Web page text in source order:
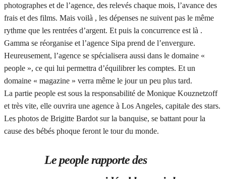
photographes et de l’agence, des relevés chaque mois, l’avance des
frais et des films. Mais voilà , les dépenses ne suivent pas le même
rythme que les rentrées d’argent. Et puis la concurrence est là .
Gamma se réorganise et l’agence Sipa prend de l’envergure.
Heureusement, l’agence se spécialisera aussi dans le domaine «
people », ce qui lui permettra d’équilibrer les comptes. Et un
domaine « magazine » verra même le jour un peu plus tard.
La partie people est sous la responsabilité de Monique Kouznetzoff
et très vite, elle ouvrira une agence à Los Angeles, capitale des stars.
Les photos de Brigitte Bardot sur la banquise, se battant pour la
cause des bébés phoque feront le tour du monde.
Le people rapporte des